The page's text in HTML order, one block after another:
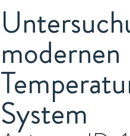
System